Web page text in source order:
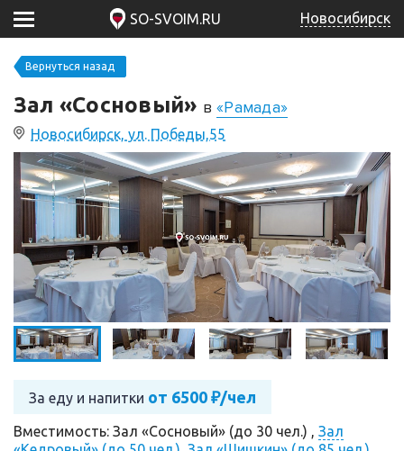
SO-SVOIM.RU Новосибирск
Вернуться назад
Зал «Сосновый» в«Рамада»
Новосибирск, ул. Победы,55
За еду и напитки от 6500 ₽/чел
Вместимость: Зал «Сосновый» (до 30 чел.) , Зал